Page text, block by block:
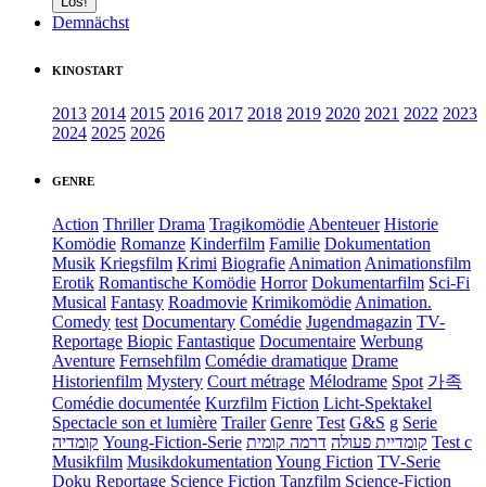
Demnächst
KINOSTART
2013 2014 2015 2016 2017 2018 2019 2020 2021 2022 2023
2024 2025 2026
GENRE
Action Thriller Drama Tragikomödie Abenteuer Historie
Komödie Romanze Kinderfilm Familie Dokumentation
Musik Kriegsfilm Krimi Biografie Animation Animationsfilm
Erotik Romantische Komödie Horror Dokumentarfilm Sci-Fi
Musical Fantasy Roadmovie Krimikomödie Animation.
Comedy test Documentary Comédie Jugendmagazin TV-
Reportage Biopic Fantastique Documentaire Werbung
Aventure Fernsehfilm Comédie dramatique Drame
Historienfilm Mystery Court métrage Mélodrame Spot 가족
Comédie documentée Kurzfilm Fiction Licht-Spektakel
Spectacle son et lumière Trailer Genre Test G&S g Serie
קומדיה Young-Fiction-Serie קומדיית פעולה דרמה קומית
Test c
Musikfilm Musikdokumentation Young Fiction TV-Serie
Doku Reportage Science Fiction Tanzfilm Science-Fiction